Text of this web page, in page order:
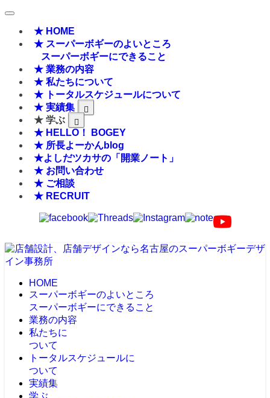
★ HOME
★ スーパーボギーのよいところ
スーパーボギーにできること
★ 業務の内容
★ 私たちについて
★ トータルスケジュールについて
★ 実績集
★ 学ぶ
★ HELLO！ BOGEY
★ 所長よーかんblog
★よしだツカサの「開業ノート」
★ お問い合わせ
★ ご相談
★ RECRUIT
HOME
スーパーボギーのよいところ
スーパーボギーにできること
業務の内容
私たちに
ついて
トータルスケジュールに
ついて
実績集
学ぶ